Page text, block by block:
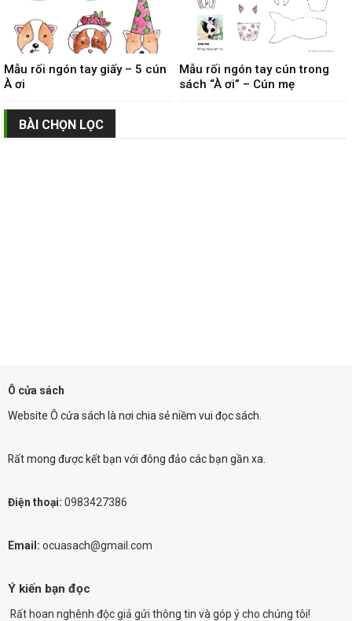
Mẫu rối ngón tay giấy – 5 cún
À ơi
Mẫu rối ngón tay cún trong
sách “À ơi” – Cún mẹ
BÀI CHỌN LỌC
Ô cửa sách
Website Ô cửa sách là nơi chia sẻ niềm vui đọc sách.
Rất mong được kết bạn với đông đảo các bạn gần xa.
Điện thoại: 0983427386
Email: ocuasach@gmail.com
Ý kiến bạn đọc
Rất hoan nghênh độc giả gửi thông tin và góp ý cho chúng tôi!